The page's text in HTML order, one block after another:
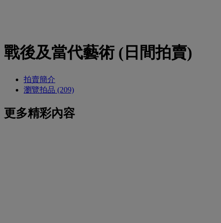
戰後及當代藝術 (日間拍賣)
拍賣簡介
瀏覽拍品 (209)
更多精彩內容